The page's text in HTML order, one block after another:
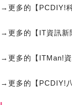
→更多的【PCDIY!
→更多的【IT資訊新
→更多的【ITMan!
→更多的【PCDIY!